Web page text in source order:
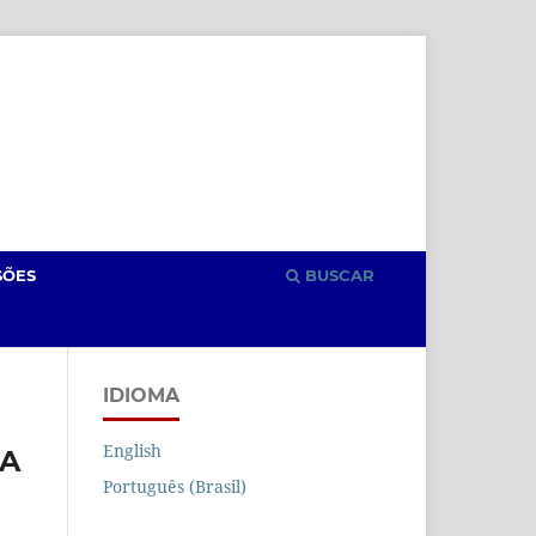
BUSCAR
IDIOMA
English
Português (Brasil)